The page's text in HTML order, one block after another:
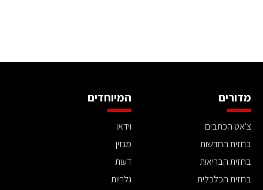
מדורים
צ'אט הכתבים
בחזית החדשות
בחזית הבריאות
בחזית הכלכלית
המיוחדים
וידאו
מגזין
דעות
גלריות